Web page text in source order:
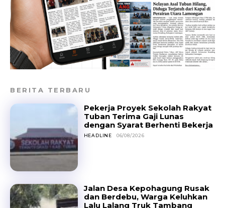
BERITA TERBARU
Pekerja Proyek Sekolah Rakyat
Tuban Terima Gaji Lunas
dengan Syarat Berhenti Bekerja
HEADLINE 06/08/2026
Jalan Desa Kepohagung Rusak
dan Berdebu, Warga Keluhkan
Lalu Lalang Truk Tambang